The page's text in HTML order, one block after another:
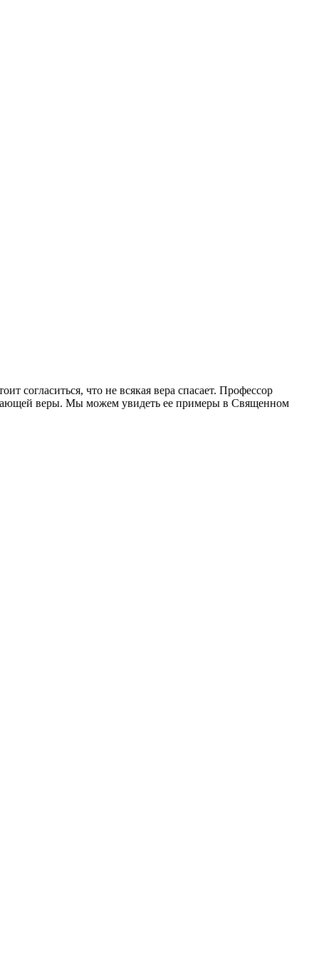
согласиться, что не всякая вера спасает. Профессор
веры. Мы можем увидеть ее примеры в Священном